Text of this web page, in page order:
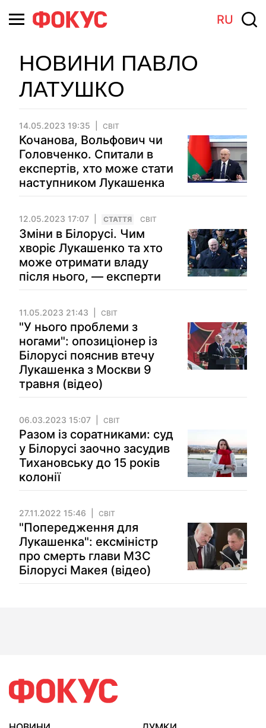
RU
НОВИНИ ПАВЛО
ЛАТУШКО
14.05.2023 19:35 СВІТ
Кочанова, Вольфович чи
Головченко. Спитали в
експертів, хто може стати
наступником Лукашенка
12.05.2023 17:07 СТАТТЯ СВІТ
Зміни в Білорусі. Чим
хворіє Лукашенко та хто
може отримати владу
після нього, — експерти
11.05.2023 21:43 СВІТ
"У нього проблеми з
ногами": опозиціонер із
Білорусі пояснив втечу
Лукашенка з Москви 9
травня (відео)
06.03.2023 15:07 СВІТ
Разом із соратниками: суд
у Білорусі заочно засудив
Тихановську до 15 років
колонії
27.11.2022 15:46 СВІТ
"Попередження для
Лукашенка": ексміністр
про смерть глави МЗС
Білорусі Макея (відео)